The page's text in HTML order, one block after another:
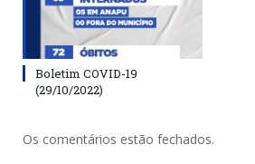
Boletim COVID-19
(29/10/2022)
Os comentários estão fechados.